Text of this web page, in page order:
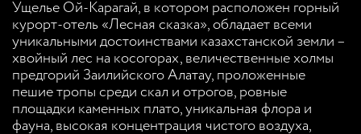
Ущелье Ой-Карагай, в котором расположен горный
курорт-отель «Лесная сказка», обладает всеми
уникальными достоинствами казахстанской земли –
хвойный лес на косогорах, величественные холмы
предгорий Заилийского Алатау, проложенные
пешие тропы среди скал и отрогов, ровные
площадки каменных плато, уникальная флора и
фауна, высокая концентрация чистого воздуха,